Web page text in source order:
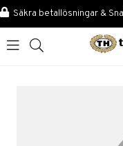
Säkra betallösningar &